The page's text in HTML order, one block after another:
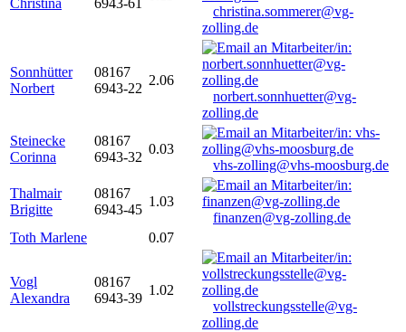
Christina
6943-61
christina.sommerer@vg-
zolling.de
Sonnhütter
Norbert
08167
6943-22
2.06
norbert.sonnhuetter@vg-
zolling.de
Steinecke
Corinna
08167
6943-32
0.03
vhs-zolling@vhs-moosburg.de
Thalmair
Brigitte
08167
6943-45
1.03
finanzen@vg-zolling.de
Toth Marlene
0.07
Vogl
Alexandra
08167
6943-39
1.02
vollstreckungsstelle@vg-
zolling.de